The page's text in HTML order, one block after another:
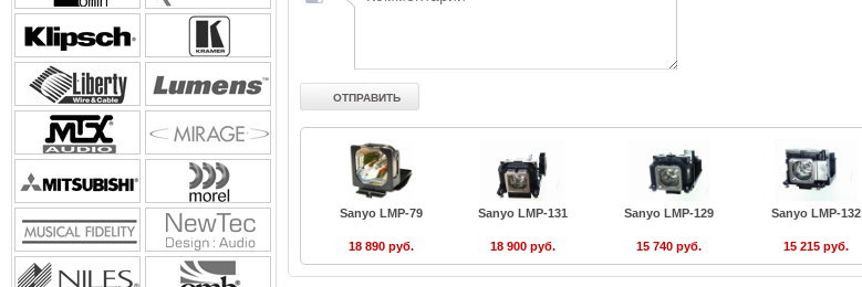
Sanyo LMP-79
18 890 руб.
Sanyo LMP-131
18 900 руб.
Sanyo LMP-129
15 740 руб.
Sanyo LMP-132
15 215 руб.